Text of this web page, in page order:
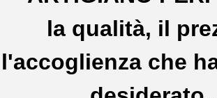
la qualità, il
l'accoglienza che